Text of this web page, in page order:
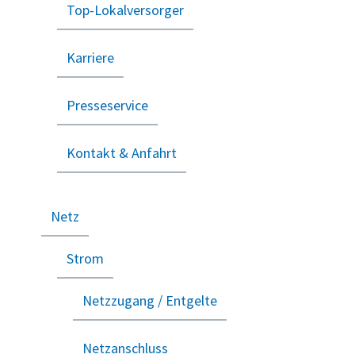
Top-Lokalversorger
Karriere
Presseservice
Kontakt & Anfahrt
Netz
Strom
Netzzugang / Entgelte
Netzanschluss